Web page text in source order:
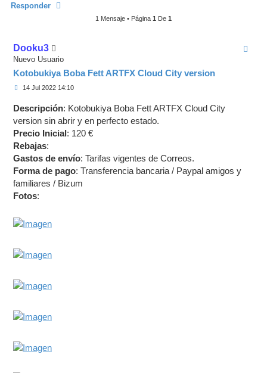
Responder
1 Mensaje • Página 1 De 1
Dooku3
Nuevo Usuario
Kotobukiya Boba Fett ARTFX Cloud City version
M
s
a
j
e
14 Jul 2022 14:10
Descripción: Kotobukiya Boba Fett ARTFX Cloud City
version sin abrir y en perfecto estado.
Precio Inicial: 120 €
Rebajas:
Gastos de envío: Tarifas vigentes de Correos.
Forma de pago: Transferencia bancaria / Paypal amigos y
familiares / Bizum
Fotos: